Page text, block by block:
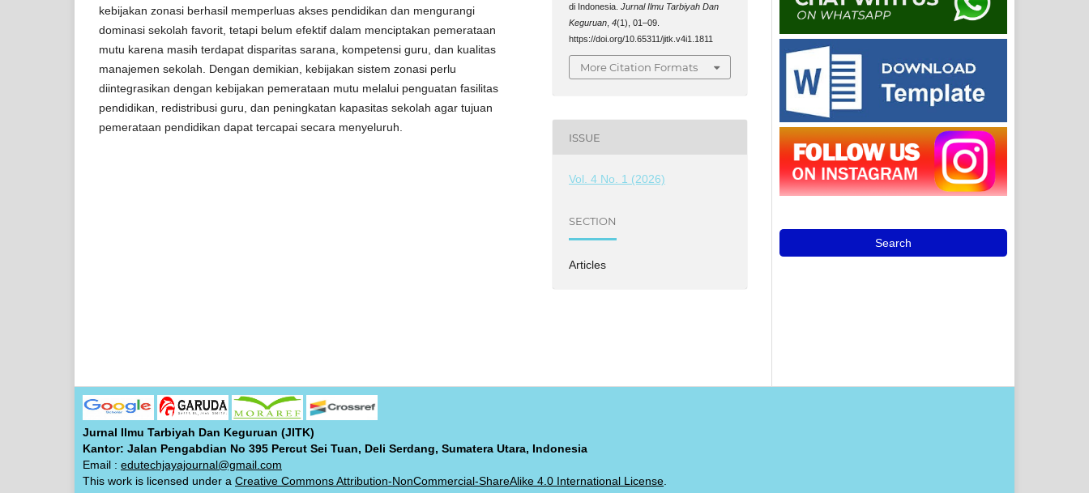
kebijakan zonasi berhasil memperluas akses pendidikan dan mengurangi
dominasi sekolah favorit, tetapi belum efektif dalam menciptakan pemerataan
mutu karena masih terdapat disparitas sarana, kompetensi guru, dan kualitas
manajemen sekolah. Dengan demikian, kebijakan sistem zonasi perlu
diintegrasikan dengan kebijakan pemerataan mutu melalui penguatan fasilitas
pendidikan, redistribusi guru, dan peningkatan kapasitas sekolah agar tujuan
pemerataan pendidikan dapat tercapai secara menyeluruh.
di Indonesia.Jurnal Ilmu Tarbiyah Dan
Keguruan ,4(1), 01–09.
https://doi.org/10.65311/jitk.v4i1.1811
More Citation Formats
ISSUE
Vol. 4 No. 1 (2026)
SECTION
Articles
Search
Jurnal Ilmu Tarbiyah Dan Keguruan (JITK)
Kantor: Jalan Pengabdian No 395 Percut Sei Tuan, Deli Serdang, Sumatera Utara, Indonesia
Email : edutechjayajournal@gmail.com
This work is licensed under a Creative Commons Attribution-NonCommercial-ShareAlike 4.0 International License.